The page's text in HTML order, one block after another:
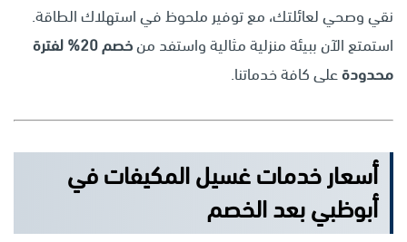
نقي وصحي لعائلتك، مع توفير ملحوظ في استهلاك الطاقة.
استمتع الآن ببيئة منزلية مثالية واستفد من
خصم 20% لفترة
محدودةعلى كافة خدماتنا.
أسعار خدمات غسيل المكيفات في
أبوظبي بعد الخصم